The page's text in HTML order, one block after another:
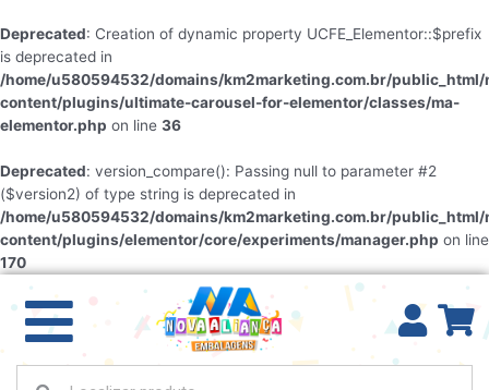
Deprecated: Creation of dynamic property UCFE_Elementor::$prefix
is deprecated in
/home/u580594532/domains/km2marketing.com.br/
content/plugins/ultimate-carousel-for-elementor/classes/ma-
elementor.php on line 36
Deprecated: version_compare(): Passing null to parameter #2
($version2) of type string is deprecated in
/home/u580594532/domains/km2marketing.com.br/
content/plugins/elementor/core/experiments/manager.php on line
170